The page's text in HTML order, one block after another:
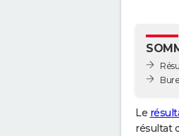
Le
résultat